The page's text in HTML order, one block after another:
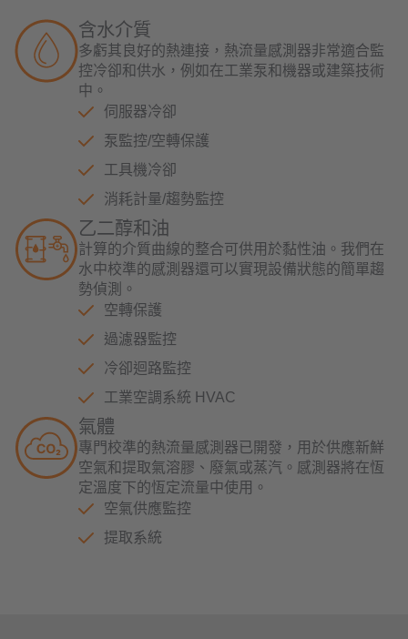
含水介質
多虧其良好的熱連接，熱流量感測器非常適合監
控冷卻和供水，例如在工業泵和機器或建築技術
中。
伺服器冷卻
泵監控/空轉保護
工具機冷卻
消耗計量/趨勢監控
乙二醇和油
計算的介質曲線的整合可供用於黏性油。我們在
水中校準的感測器還可以實現設備狀態的簡單趨
勢偵測。
空轉保護
過濾器監控
冷卻迴路監控
工業空調系統 HVAC
氣體
專門校準的熱流量感測器已開發，用於供應新鮮
空氣和提取氣溶膠、廢氣或蒸汽。感測器將在恆
定溫度下的恆定流量中使用。
空氣供應監控
提取系統